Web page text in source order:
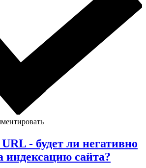
- будет ли негативно
индексацию сайта?